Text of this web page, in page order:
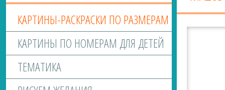
КАРТИНЫ-РАСКРАСКИ ПО РАЗМЕРАМ
КАРТИНЫ ПО НОМЕРАМ ДЛЯ ДЕТЕЙ
ТЕМАТИКА